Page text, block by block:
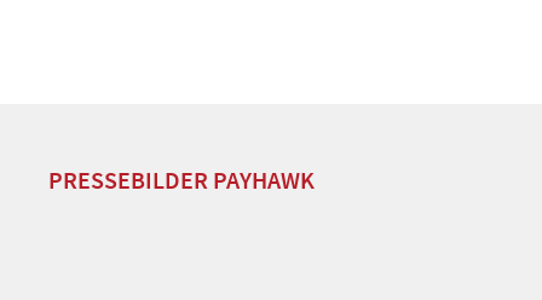
PRESSEBILDER PAYHAWK